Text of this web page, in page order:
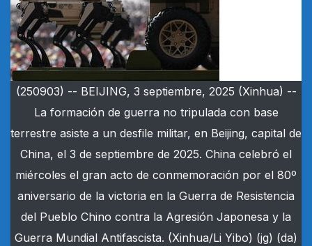
(250903) -- BEIJING, 3 septiembre, 2025 (Xinhua) --
La formación de guerra no tripulada con base
terrestre asiste a un desfile militar, en Beijing, capital de
China, el 3 de septiembre de 2025. China celebró el
miércoles el gran acto de conmemoración por el 80º
aniversario de la victoria en la Guerra de Resistencia
del Pueblo Chino contra la Agresión Japonesa y la
Guerra Mundial Antifascista. (Xinhua/Li Yibo) (jg) (da)